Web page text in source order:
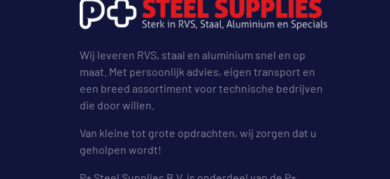
Wij leveren RVS, staal en aluminium snel en op
maat. Met persoonlijk advies, eigen transport en
een breed assortiment voor technische bedrijven
die door willen.
Van kleine tot grote opdrachten, wij zorgen dat u
geholpen wordt!